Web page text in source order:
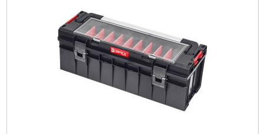
Материал корпуса: Пластик
Материал замков: Пластик
Тип колес: Пластиковые
Наличие колес: Да
Габариты упаковки:
800x400x340 мм
8,800 г
Подробнее...